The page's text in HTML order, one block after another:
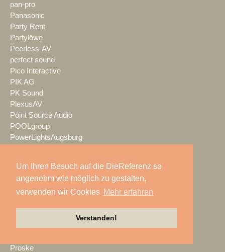
Um Ihren Besuch auf die DieReferenz so
angenehm wie möglich zu gestalten,
verwenden wir Cookies Mehr erfahren
Verstanden!
pan-pro
Panasonic
Party Rent
Partylöwe
Peerless-AV
perfect sound
Pico Interactive
PIK AG
PK Sound
PlexusAV
Point Source Audio
POOLgroup
PowerLightsAugsburg
Pro Audio-Technik
ProAudio Technology
ProCase
Prolyte
Proske